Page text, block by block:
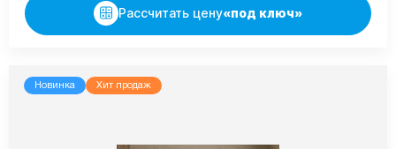
Рассчитать цену«под ключ»
Новинка Хит продаж